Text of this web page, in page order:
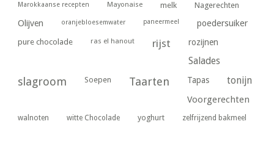
Marokkaanse recepten Mayonaise melk Nagerechten
Olijven oranjebloesemwater paneermeel poedersuiker
pure chocolade ras el hanout rijst rozijnen
Salades
slagroom Soepen Taarten Tapas tonijn
Voorgerechten
walnoten witte Chocolade yoghurt zelfrijzend bakmeel